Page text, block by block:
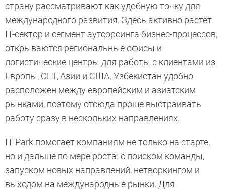
страну рассматривают как удобную точку для
международного развития. Здесь активно растёт
IT-сектор и сегмент аутсорсинга бизнес-процессов,
открываются региональные офисы и
логистические центры для работы с клиентами из
Европы, СНГ, Азии и США. Узбекистан удобно
расположен между европейским и азиатским
рынками, поэтому отсюда проще выстраивать
работу сразу в нескольких направлениях.
IT Park помогает компаниям не только на старте,
но и дальше по мере роста: с поиском команды,
запуском новых направлений, нетворкингом и
выходом на международные рынки. Для